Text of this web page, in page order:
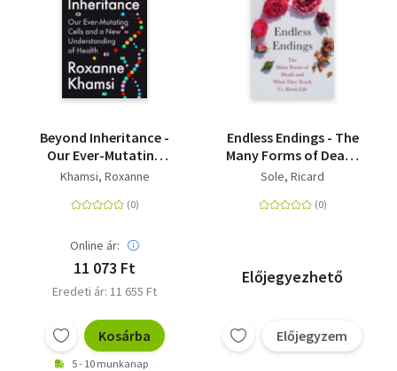
Beyond Inheritance -
Our Ever-Mutating
Cells and a New
Health
Khamsi, Roxanne
Online ár:
11 073 Ft
Eredeti ár: 11 655 Ft
Kosárba
5 - 10 munkanap
Endless Endings - The
Many Forms of Death
and What They Teach
Sole, Ricard
Előjegyezhető
Előjegyzem